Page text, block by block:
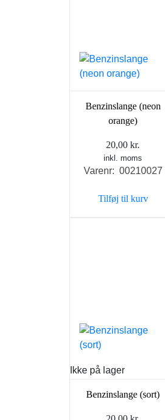
Benzinslange (neon
orange)
20,00kr.
inkl. moms
Varenr: 00210027
Tilføj til kurv
Ikke på lager
Benzinslange (sort)